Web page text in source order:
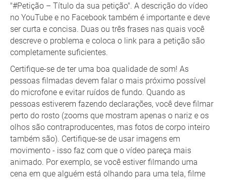
"#Petição – Título da sua petição". A descrição do vídeo
no YouTube e no Facebook também é importante e deve
ser curta e concisa. Duas ou três frases nas quais você
descreve o problema e coloca o link para a petição são
completamente suficientes.
Certifique-se de ter uma boa qualidade de som! As
pessoas filmadas devem falar o mais próximo possível
do microfone e evitar ruídos de fundo. Quando as
pessoas estiverem fazendo declarações, você deve filmar
perto do rosto (zooms que mostram apenas o nariz e os
olhos são contraproducentes, mas fotos de corpo inteiro
também são). Certifique-se de usar imagens em
movimento - isso faz com que o vídeo pareça mais
animado. Por exemplo, se você estiver filmando uma
cena em que alguém está olhando para uma tela, filme